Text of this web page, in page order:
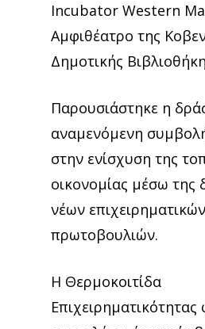
Incubator Western
Αμφιθέατρο της
Δημοτικής
Παρουσιάστηκε η
αναμενόμενη
στην ενίσχυση της
οικονομίας μέσω της
νέων επιχειρηματικών
πρωτοβουλιών.
Η Θερμοκοιτίδα
Επιχειρηματικότητας